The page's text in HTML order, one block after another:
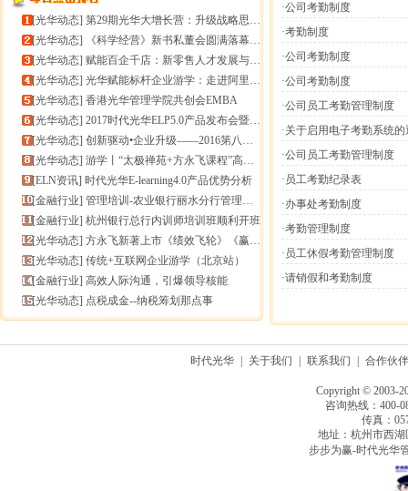
[光华动态] 第29期光华大增长营：升级战略思维，加速企业增长
[光华动态]
《科学经营》新书私董会圆满落幕｜用科学经营助推企业高
[光华动态] 赋能百企千店：新零售人才发展与组织能力微诊断
[光华动态] 光华赋能标杆企业游学：走进阿里巴巴+绿城管理集团
[光华动态] 香港光华管理学院共创会EMBA
[光华动态] 2017时代光华ELP5.0产品发布会暨构建企业员工
[光华动态] 创新驱动•企业升级——2016第八届（中
[光华动态] 游学丨“太极禅苑+方永飞课程”高端商圈项目启动
[ELN资讯] 时代光华E-learning4.0产品优势分析
[金融行业] 管理培训-农业银行丽水分行管理培训
[金融行业] 杭州银行总行内训师培训班顺利开班
[光华动态] 方永飞新著上市《绩效飞轮》《赢在中层》六折抢鲜！
[光华动态] 传统+互联网企业游学（北京站）
[金融行业] 高效人际沟通，引爆领导核能
[光华动态] 点税成金--纳税筹划那点事
·公司考勤制度
·考勤制度
·公司考勤制度
·公司考勤制度
·公司员工考勤管理制度
·关于启用电子考勤系统的
·公司员工考勤管理制度
·员工考勤纪录表
·办事处考勤制度
·考勤管理制度
·员工休假考勤管理制度
·请销假和考勤制度
时代光华 关于我们 联系我们 合作伙伴
Copyright © 2003-
咨询热线：400-
传真：
地址：杭州市西
步步为赢-时代光华